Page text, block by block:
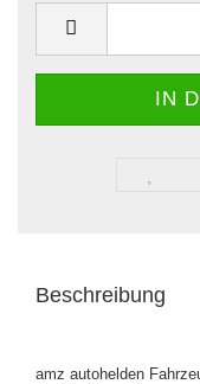
Beschreibung
amz autohelden